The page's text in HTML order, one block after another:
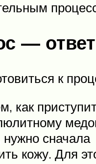
— ответ
к
как
сначала
кожу. Для